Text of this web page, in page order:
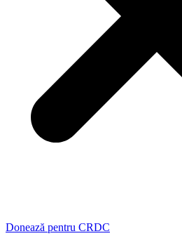
Donează pentru CRDC